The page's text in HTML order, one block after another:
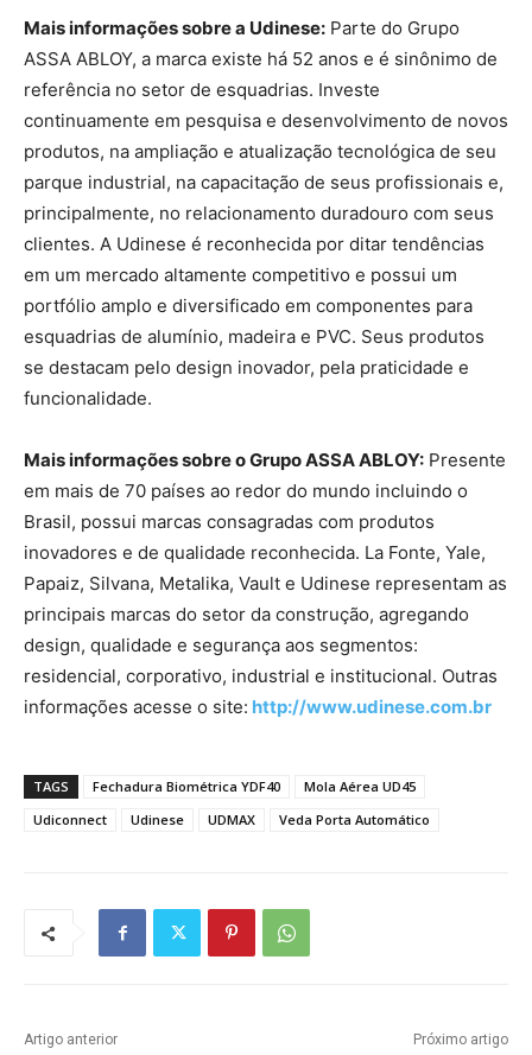
Mais informações sobre a Udinese: Parte do Grupo
ASSA ABLOY, a marca existe há 52 anos e é sinônimo de
referência no setor de esquadrias. Investe
continuamente em pesquisa e desenvolvimento de novos
produtos, na ampliação e atualização tecnológica de seu
parque industrial, na capacitação de seus profissionais e,
principalmente, no relacionamento duradouro com seus
clientes. A Udinese é reconhecida por ditar tendências
em um mercado altamente competitivo e possui um
portfólio amplo e diversificado em componentes para
esquadrias de alumínio, madeira e PVC. Seus produtos
se destacam pelo design inovador, pela praticidade e
funcionalidade.
Mais informações sobre o Grupo ASSA ABLOY: Presente
em mais de 70 países ao redor do mundo incluindo o
Brasil, possui marcas consagradas com produtos
inovadores e de qualidade reconhecida. La Fonte, Yale,
Papaiz, Silvana, Metalika, Vault e Udinese representam as
principais marcas do setor da construção, agregando
design, qualidade e segurança aos segmentos:
residencial, corporativo, industrial e institucional. Outras
informações acesse o site: http://www.udinese.com.br
TAGS Fechadura Biométrica YDF40
Mola Aérea UD45
Udiconnect
Udinese UDMAX Veda Porta Automático
Artigo anterior Próximo artigo